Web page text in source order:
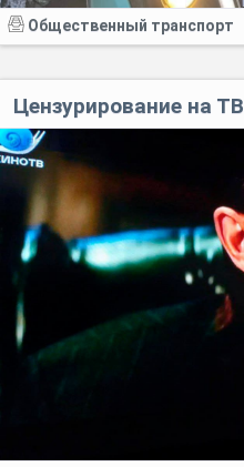
Общественный транспорт
Цензурирование на ТВ